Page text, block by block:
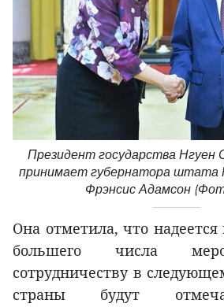
Президент государства Нгуен
принимает губернатора
Фрэнсис Адамсон
Она отметила, что
большего числа
сотрудничеству в
страны будут